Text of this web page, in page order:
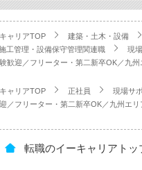
ャリアTOP 建築・土木・設備
工管理・設備保守管理関連職
現
歓迎／フリーター・第二新卒OK／九
ャリアTOP
正社員
現場サ
／フリーター・第二新卒OK／九州エ
転職のイーキャリアトッ